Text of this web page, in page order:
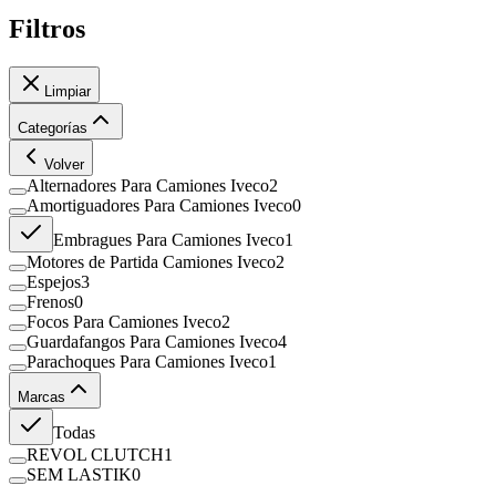
Filtros
Limpiar
Categorías
Volver
Alternadores Para Camiones Iveco2
Amortiguadores Para Camiones Iveco0
Embragues Para Camiones Iveco1
Motores de Partida Camiones Iveco2
Espejos3
Frenos0
Focos Para Camiones Iveco2
Guardafangos Para Camiones Iveco4
Parachoques Para Camiones Iveco1
Marcas
Todas
REVOL CLUTCH1
SEM LASTIK0